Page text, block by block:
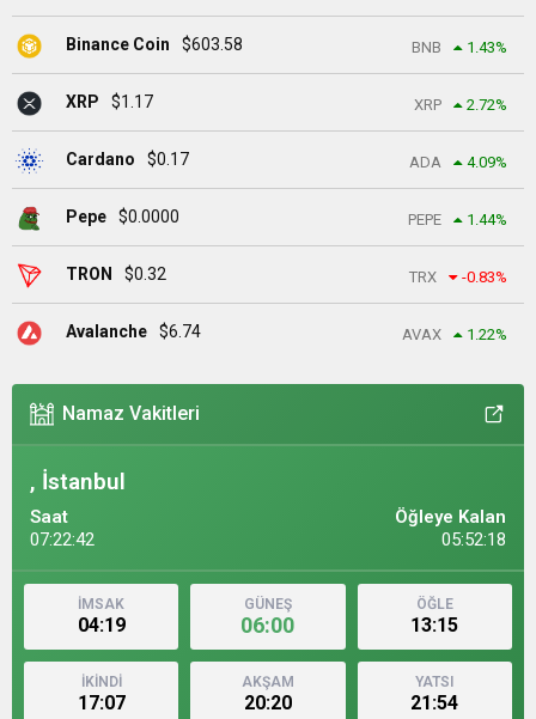
Binance Coin $603.58 BNB 1.43%
XRP $1.17 XRP 2.72%
Cardano $0.17 ADA 4.09%
Pepe $0.0000 PEPE 1.44%
TRON $0.32 TRX -0.83%
Avalanche $6.74 AVAX 1.22%
Namaz Vakitleri
, İstanbul
Saat
07:22:43
Öğleye Kalan
05:52:17
İMSAK
04:19
GÜNEŞ
06:00
ÖĞLE
13:15
İKİNDİ
17:07
AKŞAM
20:20
YATSI
21:54